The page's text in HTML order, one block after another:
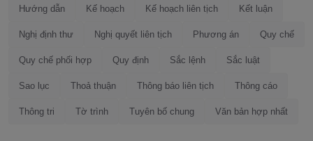
Hướng dẫn Kế hoạch Kế hoạch liên tịch Kết luận
Nghị định thư Nghị quyết liên tịch Phương án Quy chế
Quy chế phối hợp Quy định Sắc lệnh Sắc luật
Sao lục Thoả thuận Thông báo liên tịch Thông cáo
Thông tri Tờ trình Tuyên bố chung Văn bản hợp nhất